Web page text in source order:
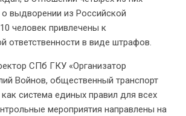
выдворении из Российской
человек привлечены к
ответственности в виде штрафов.
СПб ГКУ «Организатор
Войнов, общественный транспорт
система единых правил для всех
мероприятия направлены на